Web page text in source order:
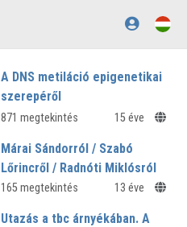
A DNS metiláció epigenetikai
szerepéről
871 megtekintés 15 éve
Márai Sándorról / Szabó
Lőrincről / Radnóti Miklósról
Mentés másként? - III. IROM-
165 megtekintés 13 éve
Utazás a tbc árnyékában. A